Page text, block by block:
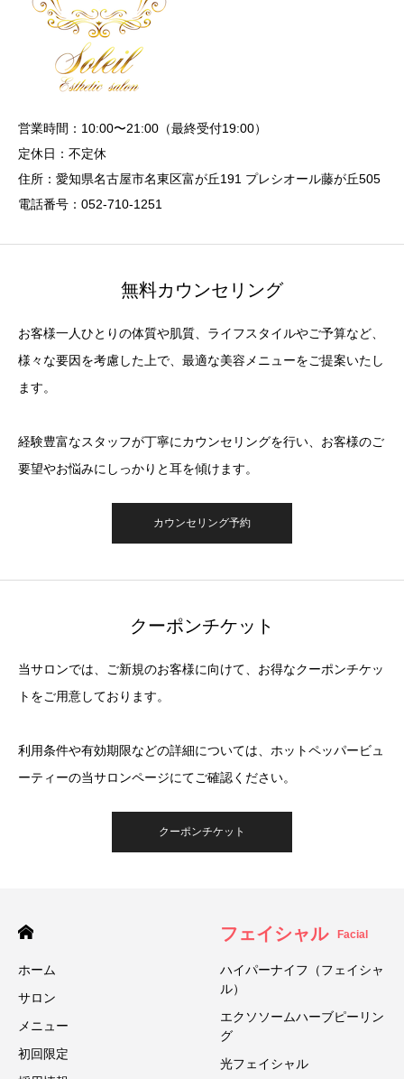
営業時間：10:00〜21:00（最終受付19:00）
定休日：不定休
住所：愛知県名古屋市名東区富が丘191 プレシオール藤が丘505
電話番号：052-710-1251
無料カウンセリング
お客様一人ひとりの体質や肌質、ライフスタイルやご予算など、
様々な要因を考慮した上で、最適な美容メニューをご提案いたし
ます。
経験豊富なスタッフが丁寧にカウンセリングを行い、お客様のご
要望やお悩みにしっかりと耳を傾けます。
カウンセリング予約
クーポンチケット
当サロンでは、ご新規のお客様に向けて、お得なクーポンチケッ
トをご用意しております。
利用条件や有効期限などの詳細については、ホットペッパービュ
ーティーの当サロンページにてご確認ください。
クーポンチケット
ホーム
サロン
メニュー
初回限定
フェイシャル Facial
ハイパーナイフ（フェイシャ
ル）
エクソソームハーブピーリン
グ
光フェイシャル